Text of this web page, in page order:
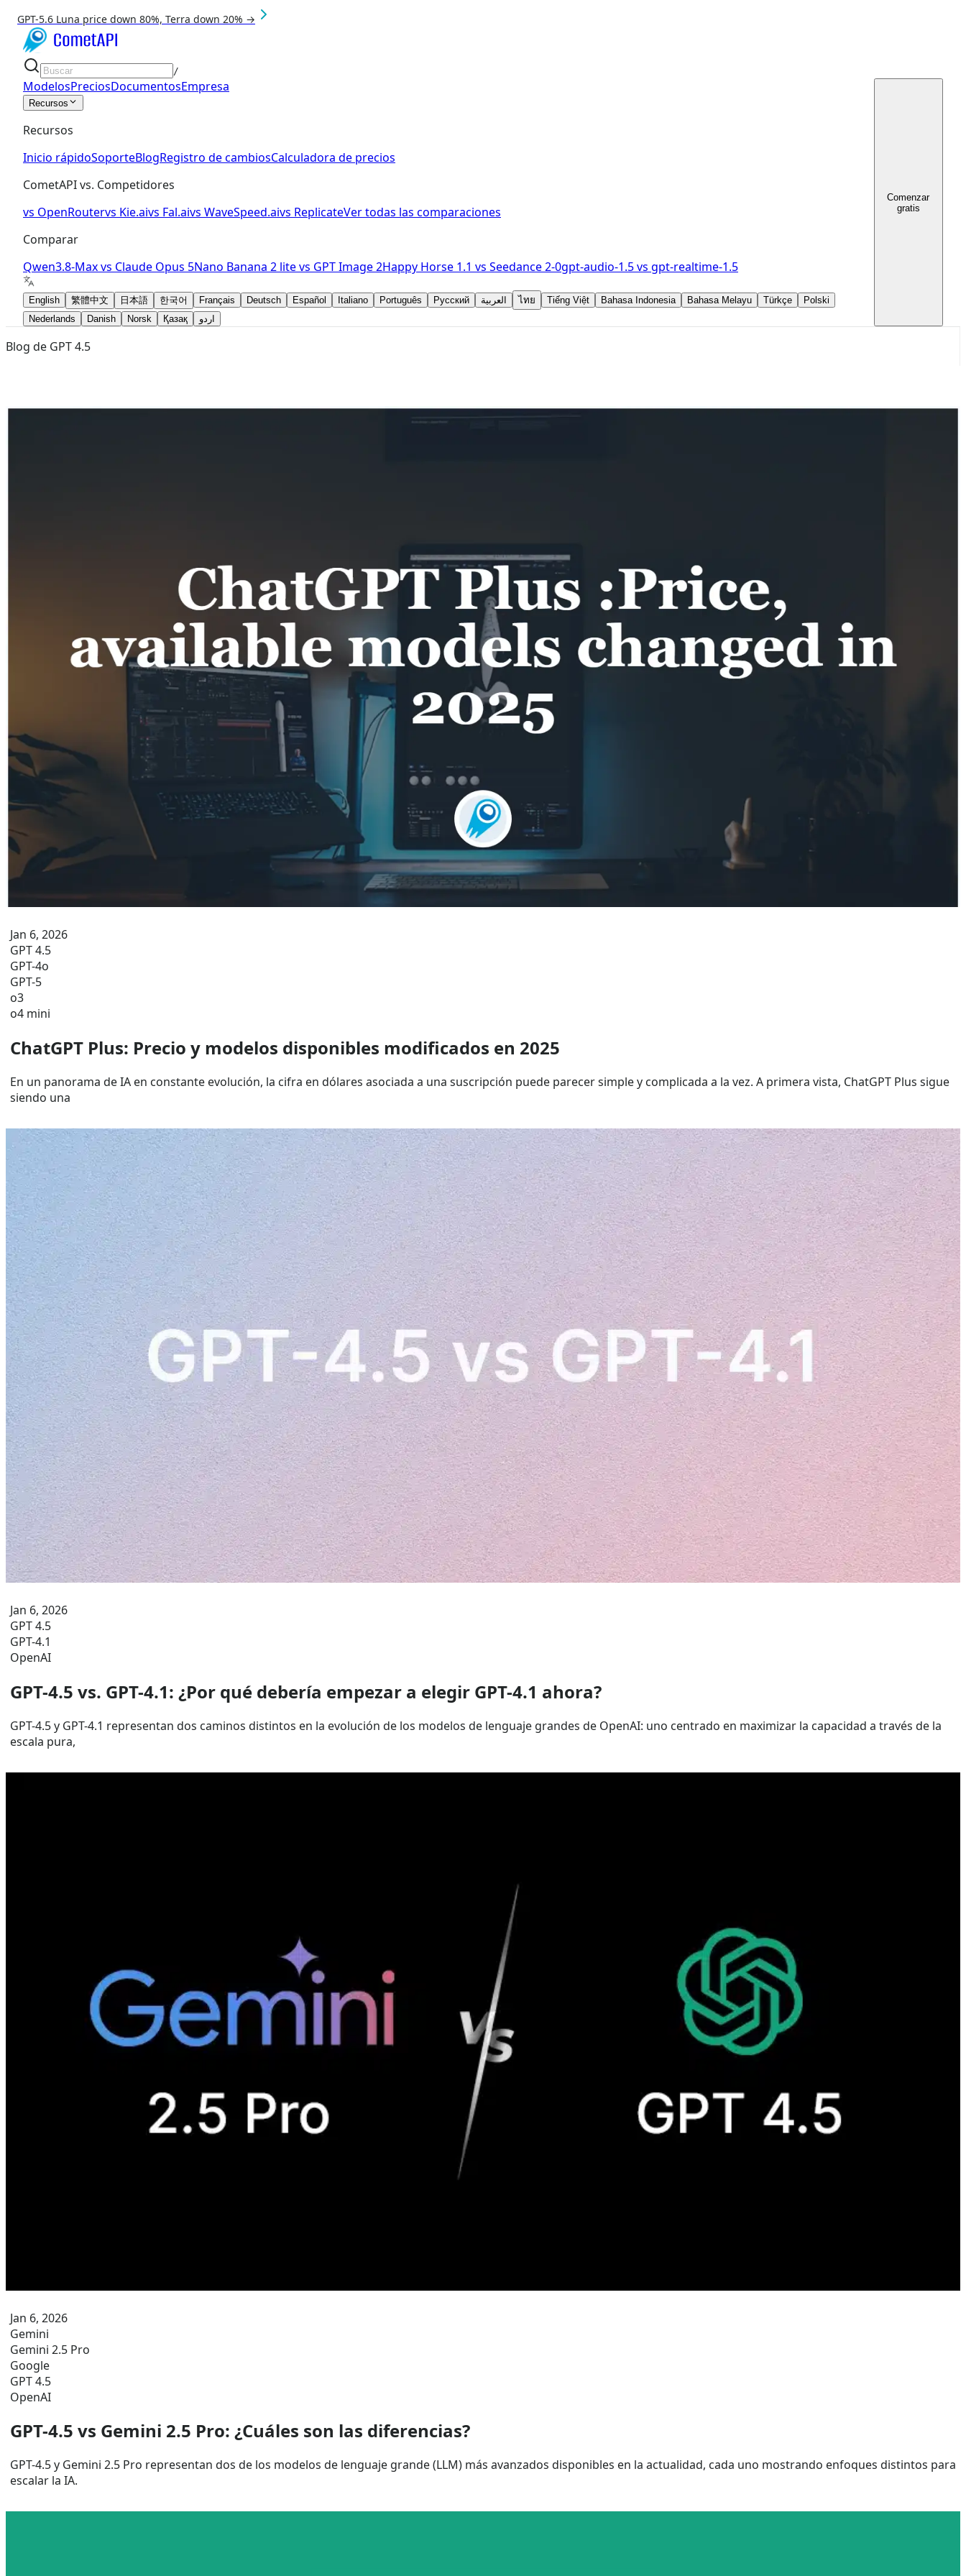
GPT-5.6 Luna price down 80%, Terra down 20% →
/
ModelosPreciosDocumentosEmpresa
Recursos
Recursos
Inicio rápidoSoporteBlogRegistro de cambiosCalculadora de precios
CometAPI vs. Competidores
vs OpenRoutervs Kie.aivs Fal.aivs WaveSpeed.aivs ReplicateVer todas las comparaciones
Comparar
Qwen3.8-Maxvs Claude Opus 5Nano Banana 2 litevs GPT Image 2Happy Horse 1.1 vs Seedance 2-0gpt-audio-1.5vs gpt-realtime-1.5
English 繁體中文 日本語 한국어 Français Deutsch Español Italiano Português Русский العربية ไทย Tiếng Việt Bahasa Indonesia Bahasa Melayu Türkçe
Polski
Nederlands
Danish Norsk Қазақ اردو
Comenzar
gratis
Blog de GPT 4.5
Jan 6, 2026
GPT 4.5
GPT-4o
GPT-5
o3
o4 mini
ChatGPT Plus: Precio y modelos disponibles modificados en 2025
En un panorama de IA en constante evolución, la cifra en dólares asociada a una suscripción puede parecer simple y complicada a la vez. A primera vista, ChatGPT Plus sigue
siendo una
Jan 6, 2026
GPT 4.5
GPT-4.1
OpenAI
GPT-4.5 vs. GPT-4.1: ¿Por qué debería empezar a elegir GPT-4.1 ahora?
GPT-4.5 y GPT-4.1 representan dos caminos distintos en la evolución de los modelos de lenguaje grandes de OpenAI: uno centrado en maximizar la capacidad a través de la
escala pura,
Jan 6, 2026
Gemini
Gemini 2.5 Pro
Google
GPT 4.5
OpenAI
GPT-4.5 vs Gemini 2.5 Pro: ¿Cuáles son las diferencias?
GPT-4.5 y Gemini 2.5 Pro representan dos de los modelos de lenguaje grande (LLM) más avanzados disponibles en la actualidad, cada uno mostrando enfoques distintos para
escalar la IA.